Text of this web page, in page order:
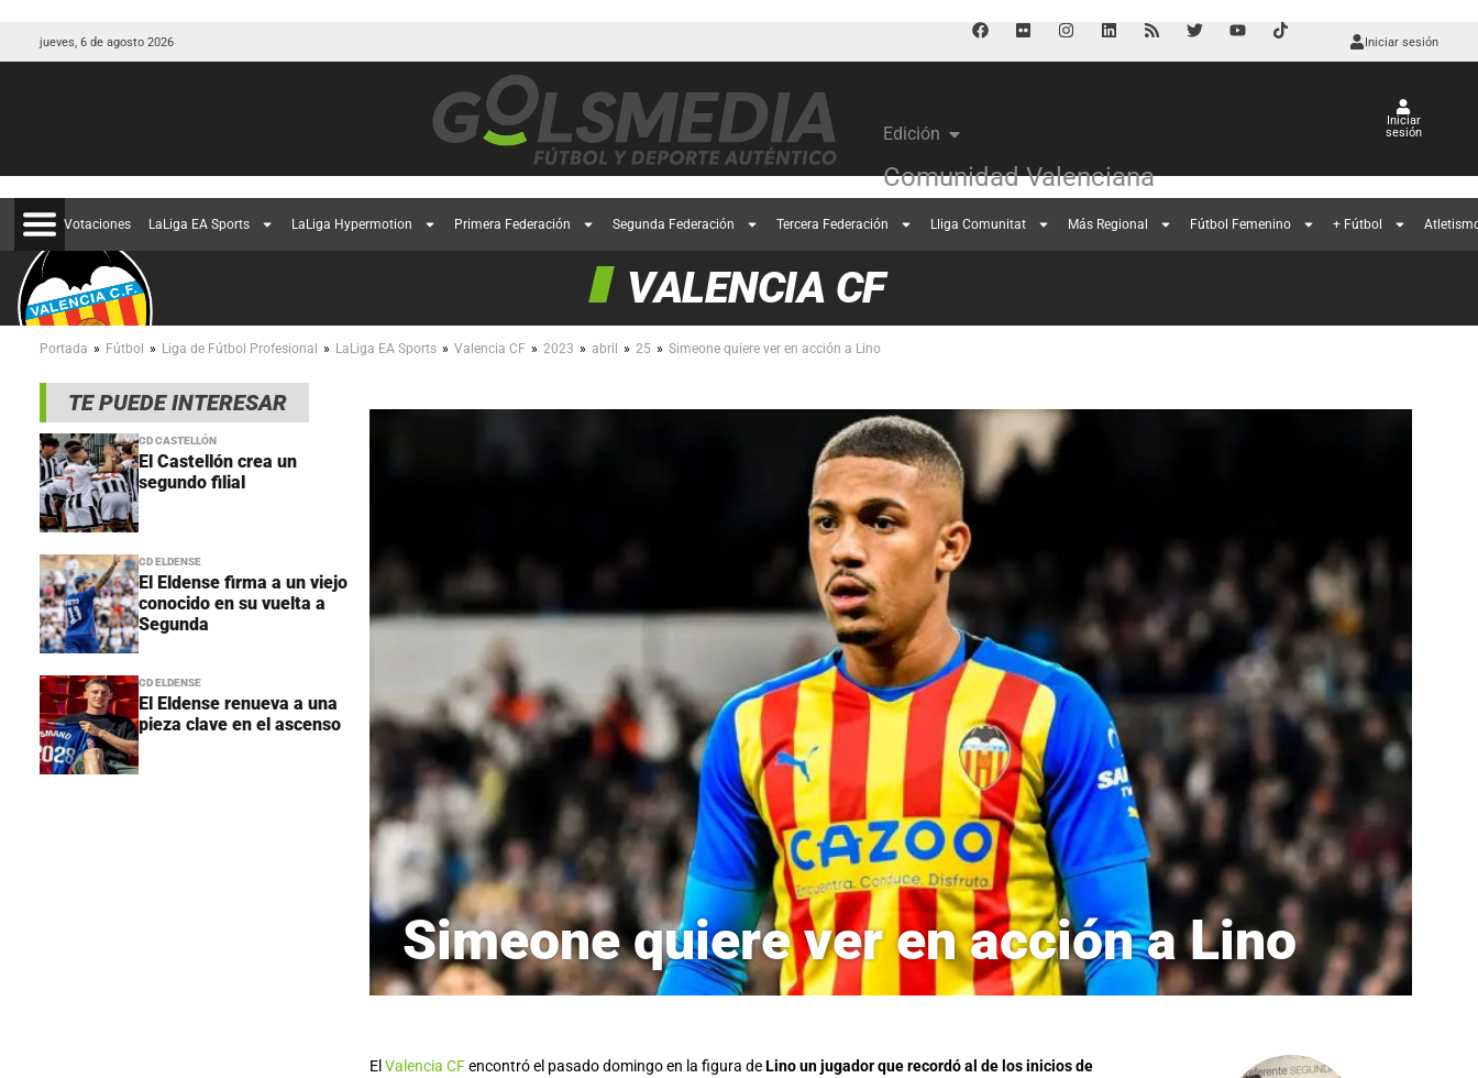
jueves, 6 de agosto 2026 Iniciar sesión
Edición
Comunidad Valenciana
Iniciar
sesión
Votaciones LaLiga EA Sports LaLiga Hypermotion Primera Federación Segunda Federación Tercera Federación Lliga Comunitat Más Regional Fútbol Femenino + Fútbol
VALENCIA CF
Portada » Fútbol » Liga de Fútbol Profesional » LaLiga EA Sports » Valencia CF » 2023 » abril » 25 » Simeone quiere ver en acción a Lino
TE PUEDE INTERESAR
CD CASTELLÓN
El Castellón crea un
segundo filial
CD ELDENSE
El Eldense firma a un viejo
conocido en su vuelta a
Segunda
CD ELDENSE
El Eldense renueva a una
pieza clave en el ascenso
Simeone quiere ver en acción a Lino
El Valencia CFencontró el pasado domingo en la figura deLino un jugador que recordó al de los inicios de